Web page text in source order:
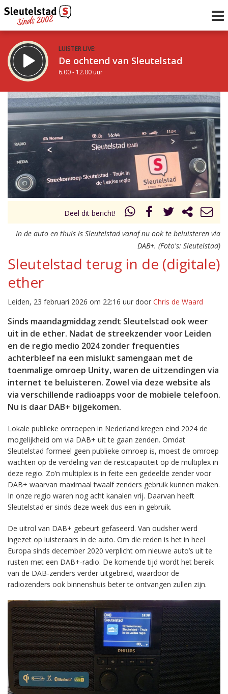
LUISTER LIVE:
De ochtend van Sleutelstad
6.00 - 12.00 uur
STRAKS:
De middag van Sleutelstad
12.00 - 18.00 uur
Vorig uur
uur 1 van 0 Volgend uur
Deel dit bericht!
In de auto en thuis is Sleutelstad vanaf nu ook te beluisteren via
DAB+. (Foto's: Sleutelstad)
Sleutelstad terug in de (digitale)
ether
Leiden, 23 februari 2026 om 22:16 uur door Chris de Waard
Sinds maandagmiddag zendt Sleutelstad ook weer
uit in de ether. Nadat de streekzender voor Leiden
en de regio medio 2024 zonder frequenties
achterbleef na een mislukt samengaan met de
toenmalige omroep Unity, waren de uitzendingen via
internet te beluisteren. Zowel via deze website als
via verschillende radioapps voor de mobiele telefoon.
Nu is daar DAB+ bijgekomen.
Lokale publieke omroepen in Nederland kregen eind 2024 de
mogelijkheid om via DAB+ uit te gaan zenden. Omdat
Sleutelstad formeel geen publieke omroep is, moest de omroep
wachten op de verdeling van de restcapaciteit op de multiplex in
deze regio. Zo’n multiplex is in feite een gedeelde zender voor
DAB+ waarvan maximaal twaalf zenders gebruik kunnen maken.
In onze regio waren nog acht kanalen vrij. Daarvan heeft
Sleutelstad er sinds deze week dus een in gebruik.
De uitrol van DAB+ gebeurt gefaseerd. Van oudsher werd
ingezet op luisteraars in de auto. Om die reden is het in heel
Europa sinds december 2020 verplicht om nieuwe auto’s uit te
rusten met een DAB+-radio. De komende tijd wordt het bereik
van de DAB-zenders verder uitgebreid, waardoor de
radiozenders ook binnenshuis beter te ontvangen zullen zijn.